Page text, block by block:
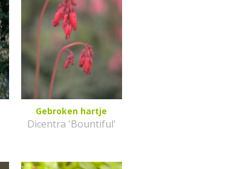
Gebroken hartje
Dicentra 'Bountiful'